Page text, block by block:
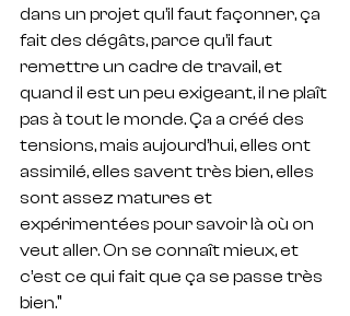
dans un projet qu’il faut façonner, ça
fait des dégâts, parce qu’il faut
remettre un cadre de travail, et
quand il est un peu exigeant, il ne plaît
pas à tout le monde. Ça a créé des
tensions, mais aujourd’hui, elles ont
assimilé, elles savent très bien, elles
sont assez matures et
expérimentées pour savoir là où on
veut aller. On se connaît mieux, et
c’est ce qui fait que ça se passe très
bien."